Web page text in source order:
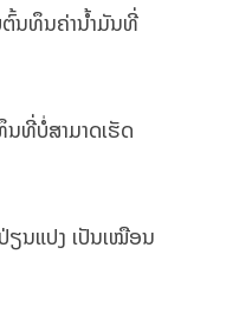
ຕົ້ນທຶນຄ່ານ້ຳມັນທີ່
ນທີ່ບໍ່ສາມາດເຮັດ
ຽນແປງ ເປັນເໝືອນ